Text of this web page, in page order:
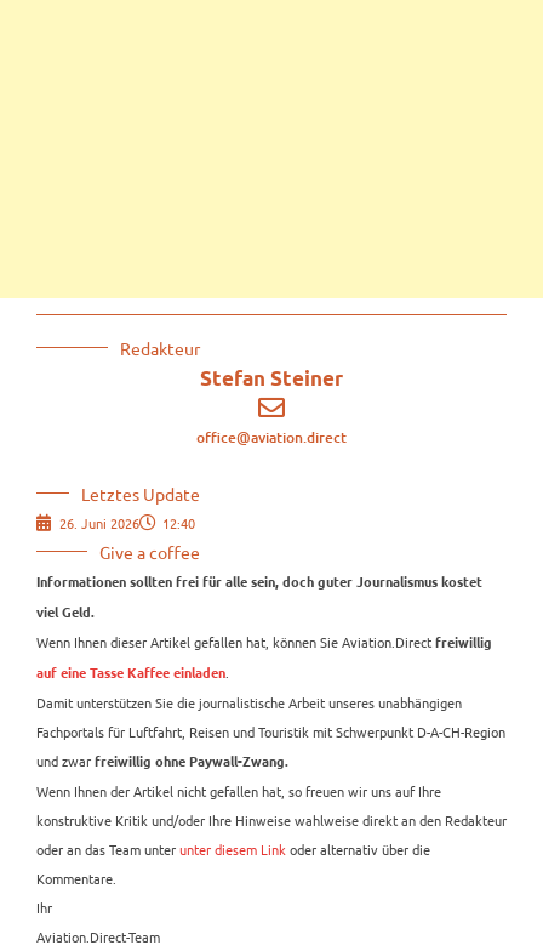
Redakteur
Stefan Steiner
office@aviation.direct
Letztes Update
26. Juni 2026 12:40
Give a coffee
Informationen sollten frei für alle sein, doch guter Journalismus kostet
viel Geld.
Wenn Ihnen dieser Artikel gefallen hat, können Sie Aviation.Direct freiwillig
auf eine Tasse Kaffee einladen
Damit unterstützen Sie die journalistische Arbeit unseres unabhängigen
Fachportals für Luftfahrt, Reisen und Touristik mit Schwerpunkt D-A-CH-Region
und zwar freiwillig ohne Paywall-Zwang.
Wenn Ihnen der Artikel nicht gefallen hat, so freuen wir uns auf Ihre
konstruktive Kritik und/oder Ihre Hinweise wahlweise direkt an den Redakteur
oder an das Team unterunter diesem Link oder alternativ über die
Kommentare.
Ihr
Aviation.Direct-Team